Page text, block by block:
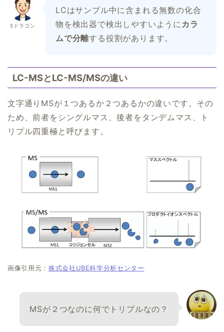
Sドラゴン
LCはサンプル中に含まれる無数の化合
物を検出器で検出しやすいように カラ
ムで分離する役割があります。
LC-MSとLC-MS/MSの違い
文字通りMSが１つあるか２つあるかの違いです。その
ため、前者をシングルマス、後者をタンデムマス、ト
リプル四重極と呼びます。
画像引用元： 株式会社UBE科学分析センター
MSが２つなのに何でトリプルなの？